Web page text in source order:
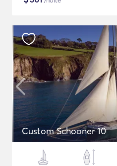
Custom Schooner 10